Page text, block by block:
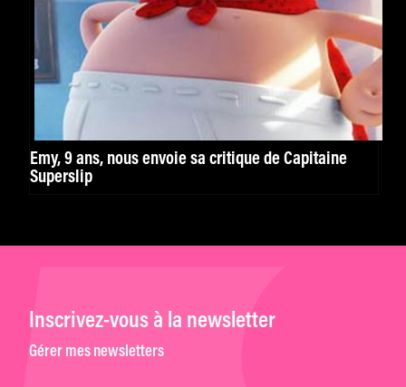
Emy, 9 ans, nous envoie sa critique de Capitaine
Superslip
Inscrivez-vous à la newsletter
Gérer mes newsletters